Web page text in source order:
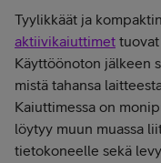
Tyylikkäät ja
aktiivikaiuttimet
Käyttöönoton jälkeen
mistä tahansa
Kaiuttimessa on
löytyy muun muassa
tietokoneelle sekä